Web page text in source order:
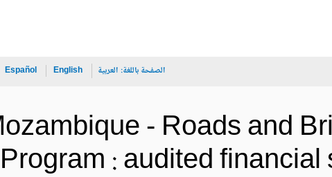
الصفحة باللغة: العربية English
Español
- Roads and
: audited